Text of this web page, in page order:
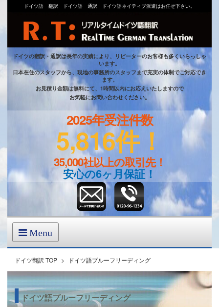
ドイツ語 翻訳 ドイツ語 通訳 ドイツ語ネイティブ派遣はお任せ下さい。
ドイツの翻訳・通訳は長年の実績により、リピーターのお客様も多くいらっしゃ
います。
日本在住のスタッフから、現地の事務所のスタッフまで充実の体制でご対応でき
ます。
お見積り金額は無料にて、1時間以内にお応えいたしますので
お気軽にお問い合わせください。
2025年受注件数
5,816件！
35,000社以上の取引先！
安心の6ヶ月保証！
Menu
ドイツ翻訳 TOP > ドイツ語プルーフリーディング
ドイツ語プルーフリーディング